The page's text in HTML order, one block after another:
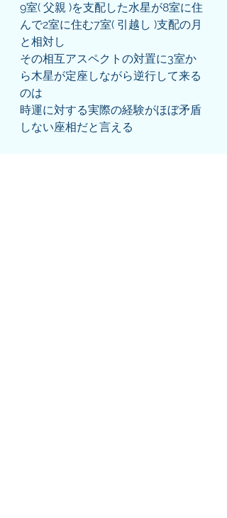
9室( 父親 )を支配した水星が8室に住
んで2室に住む7室( 引越し )支配の月
と相対し
その相互アスペクトの対置に3室か
ら木星が定座しながら逆行して来る
のは
時運に対する実際の経験がほぼ矛盾
しない座相だと言える